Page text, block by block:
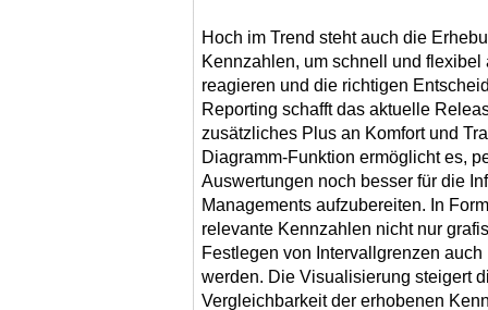
Hoch im Trend steht auch die
Kennzahlen, um schnell und
reagieren und die richtigen
Reporting schafft das aktuelle
zusätzliches Plus an Komfort und
Diagramm-Funktion ermöglicht es,
Auswertungen noch besser für die
Managements aufzubereiten. In
relevante Kennzahlen nicht nur
Festlegen von Intervallgrenzen
werden. Die Visualisierung steigert
Vergleichbarkeit der erhobenen